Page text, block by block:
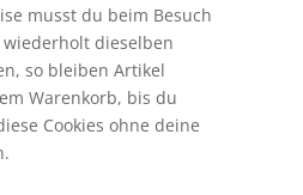
musst du beim Besuch
dieselben
so bleiben Artikel
Warenkorb, bis du
Cookies ohne deine